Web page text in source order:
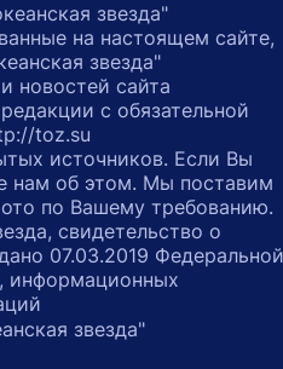
звезда"
на настоящем сайте,
звезда"
новостей сайта
с обязательной
toz.su
источников. Если Вы
нам об этом. Мы поставим
по Вашему требованию.
свидетельство о
07.03.2019 Федеральной
информационных
звезда"